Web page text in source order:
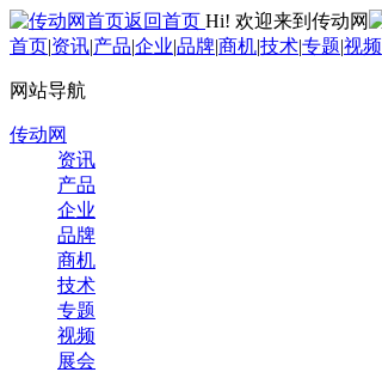
返回首页 Hi! 欢迎来到传动网
首页|资讯|产品|企业|品牌|商机|技术|专题|视频
网站导航
传动网
资讯
产品
企业
品牌
商机
技术
专题
视频
展会